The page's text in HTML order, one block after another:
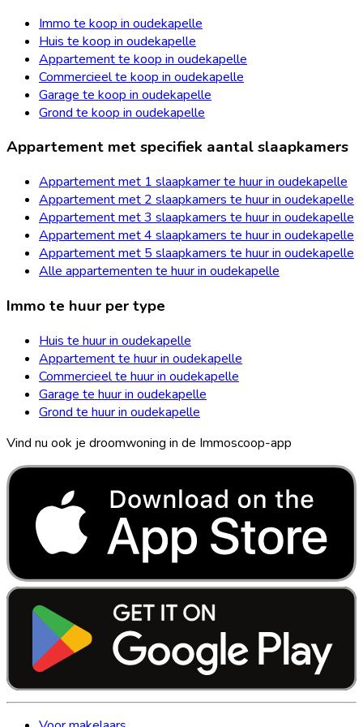
Immo te koop in oudekapelle
Huis te koop in oudekapelle
Appartement te koop in oudekapelle
Commercieel te koop in oudekapelle
Garage te koop in oudekapelle
Grond te koop in oudekapelle
Appartement met specifiek aantal slaapkamers
Appartement met 1 slaapkamer te huur in oudekapelle
Appartement met 2 slaapkamers te huur in oudekapelle
Appartement met 3 slaapkamers te huur in oudekapelle
Appartement met 4 slaapkamers te huur in oudekapelle
Appartement met 5 slaapkamers te huur in oudekapelle
Alle appartementen te huur in oudekapelle
Immo te huur per type
Huis te huur in oudekapelle
Appartement te huur in oudekapelle
Commercieel te huur in oudekapelle
Garage te huur in oudekapelle
Grond te huur in oudekapelle
Vind nu ook je droomwoning in de Immoscoop-app